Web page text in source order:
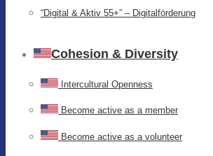
“Digital & Aktiv 55+” – Digitalförderung
Cohesion & Diversity
Intercultural Openness
Become active as a member
Become active as a volunteer